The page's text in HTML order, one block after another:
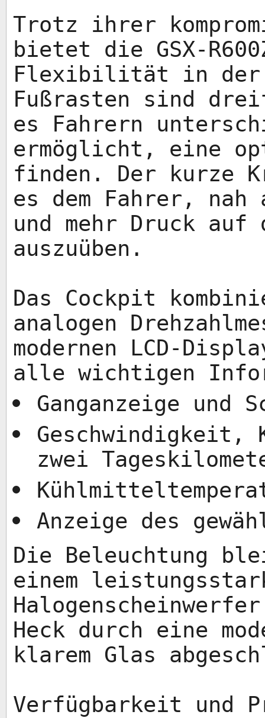
Trotz ihrer
bietet die GSX-
Flexibilität in der
Fußrasten sind
es Fahrern
ermöglicht, eine
finden. Der kurze
es dem Fahrer, nah
und mehr Druck auf
auszuüben.
Das Cockpit
analogen
modernen LCD-
alle wichtigen
Ganganzeige
Geschwindigkeit,
zwei
Anzeige des
Die Beleuchtung
einem
Heck durch eine
klarem Glas
Verfügbarkeit und